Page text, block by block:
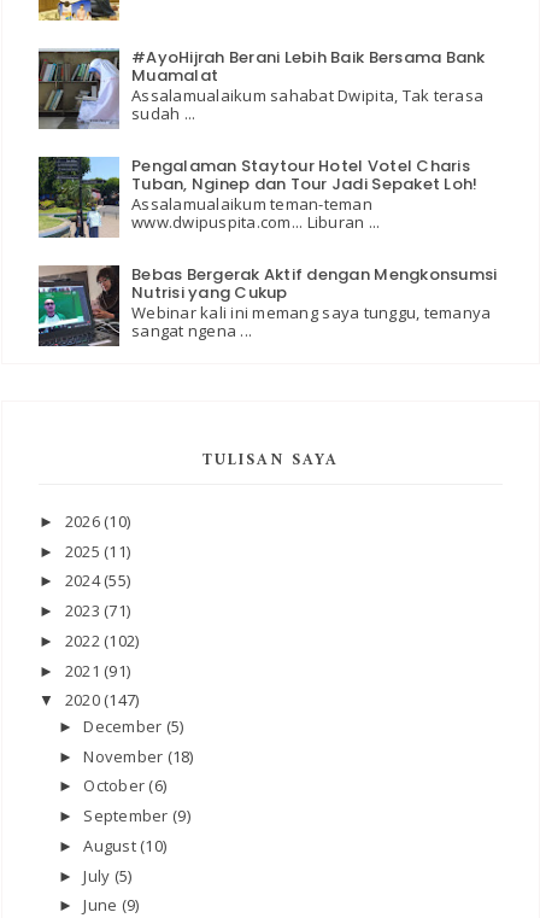
#AyoHijrah Berani Lebih Baik Bersama Bank
Muamalat
Assalamualaikum sahabat Dwipita, Tak terasa
sudah ...
Pengalaman Staytour Hotel Votel Charis
Tuban, Nginep dan Tour Jadi Sepaket Loh!
Assalamualaikum teman-teman
www.dwipuspita.com... Liburan ...
Bebas Bergerak Aktif dengan Mengkonsumsi
Nutrisi yang Cukup
Webinar kali ini memang saya tunggu, temanya
sangat ngena ...
TULISAN SAYA
► 2026 (10)
► 2025 (11)
► 2024(55)
► 2023 (71)
► 2022 (102)
► 2021 (91)
▼ 2020 (147)
►December (5)
►November (18)
► October (6)
► September (9)
►August (10)
►July (5)
►June (9)